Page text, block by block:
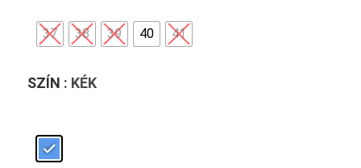
37 38 39 40 41
SZÍN : KÉK